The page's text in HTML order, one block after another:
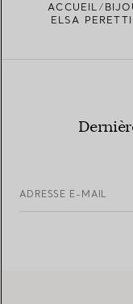
TROUVEZ LA
ACCUEIL
ELSA
ADRESSE E-MAIL